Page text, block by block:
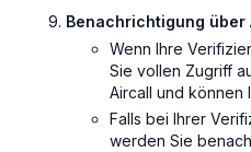
Benachrichtigung über
Wenn Ihre
Sie vollen Zugriff
Aircall und können
Falls bei Ihrer
werden Sie